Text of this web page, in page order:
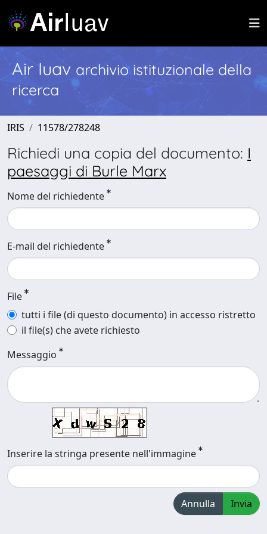
Air Iuav archivio istituzionale della
ricerca
IRIS 11578/278248
Richiedi una copia del documento: I
paesaggi di Burle Marx
Nome del richiedente
E-mail del richiedente
File
tutti i file (di questo documento) in accesso ristretto
il file(s) che avete richiesto
Messaggio
Inserire la stringa presente nell'immagine
Annulla Invia